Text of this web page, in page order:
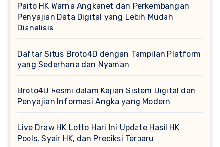
Paito HK Warna Angkanet dan Perkembangan
Penyajian Data Digital yang Lebih Mudah
Dianalisis
Daftar Situs Broto4D dengan Tampilan Platform
yang Sederhana dan Nyaman
Broto4D Resmi dalam Kajian Sistem Digital dan
Penyajian Informasi Angka yang Modern
Live Draw HK Lotto Hari Ini Update Hasil HK
Pools, Syair HK, dan Prediksi Terbaru